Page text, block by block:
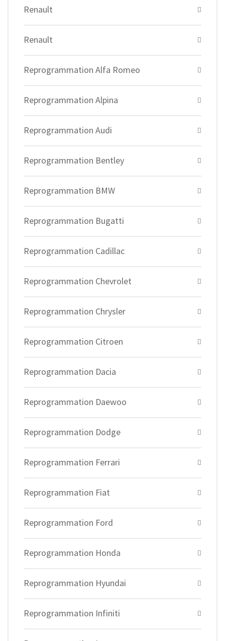
Renault
Renault
Reprogrammation Alfa Romeo
Reprogrammation Alpina
Reprogrammation Audi
Reprogrammation Bentley
Reprogrammation BMW
Reprogrammation Bugatti
Reprogrammation Cadillac
Reprogrammation Chevrolet
Reprogrammation Chrysler
Reprogrammation Citroen
Reprogrammation Dacia
Reprogrammation Daewoo
Reprogrammation Dodge
Reprogrammation Ferrari
Reprogrammation Fiat
Reprogrammation Ford
Reprogrammation Honda
Reprogrammation Hyundai
Reprogrammation Infiniti